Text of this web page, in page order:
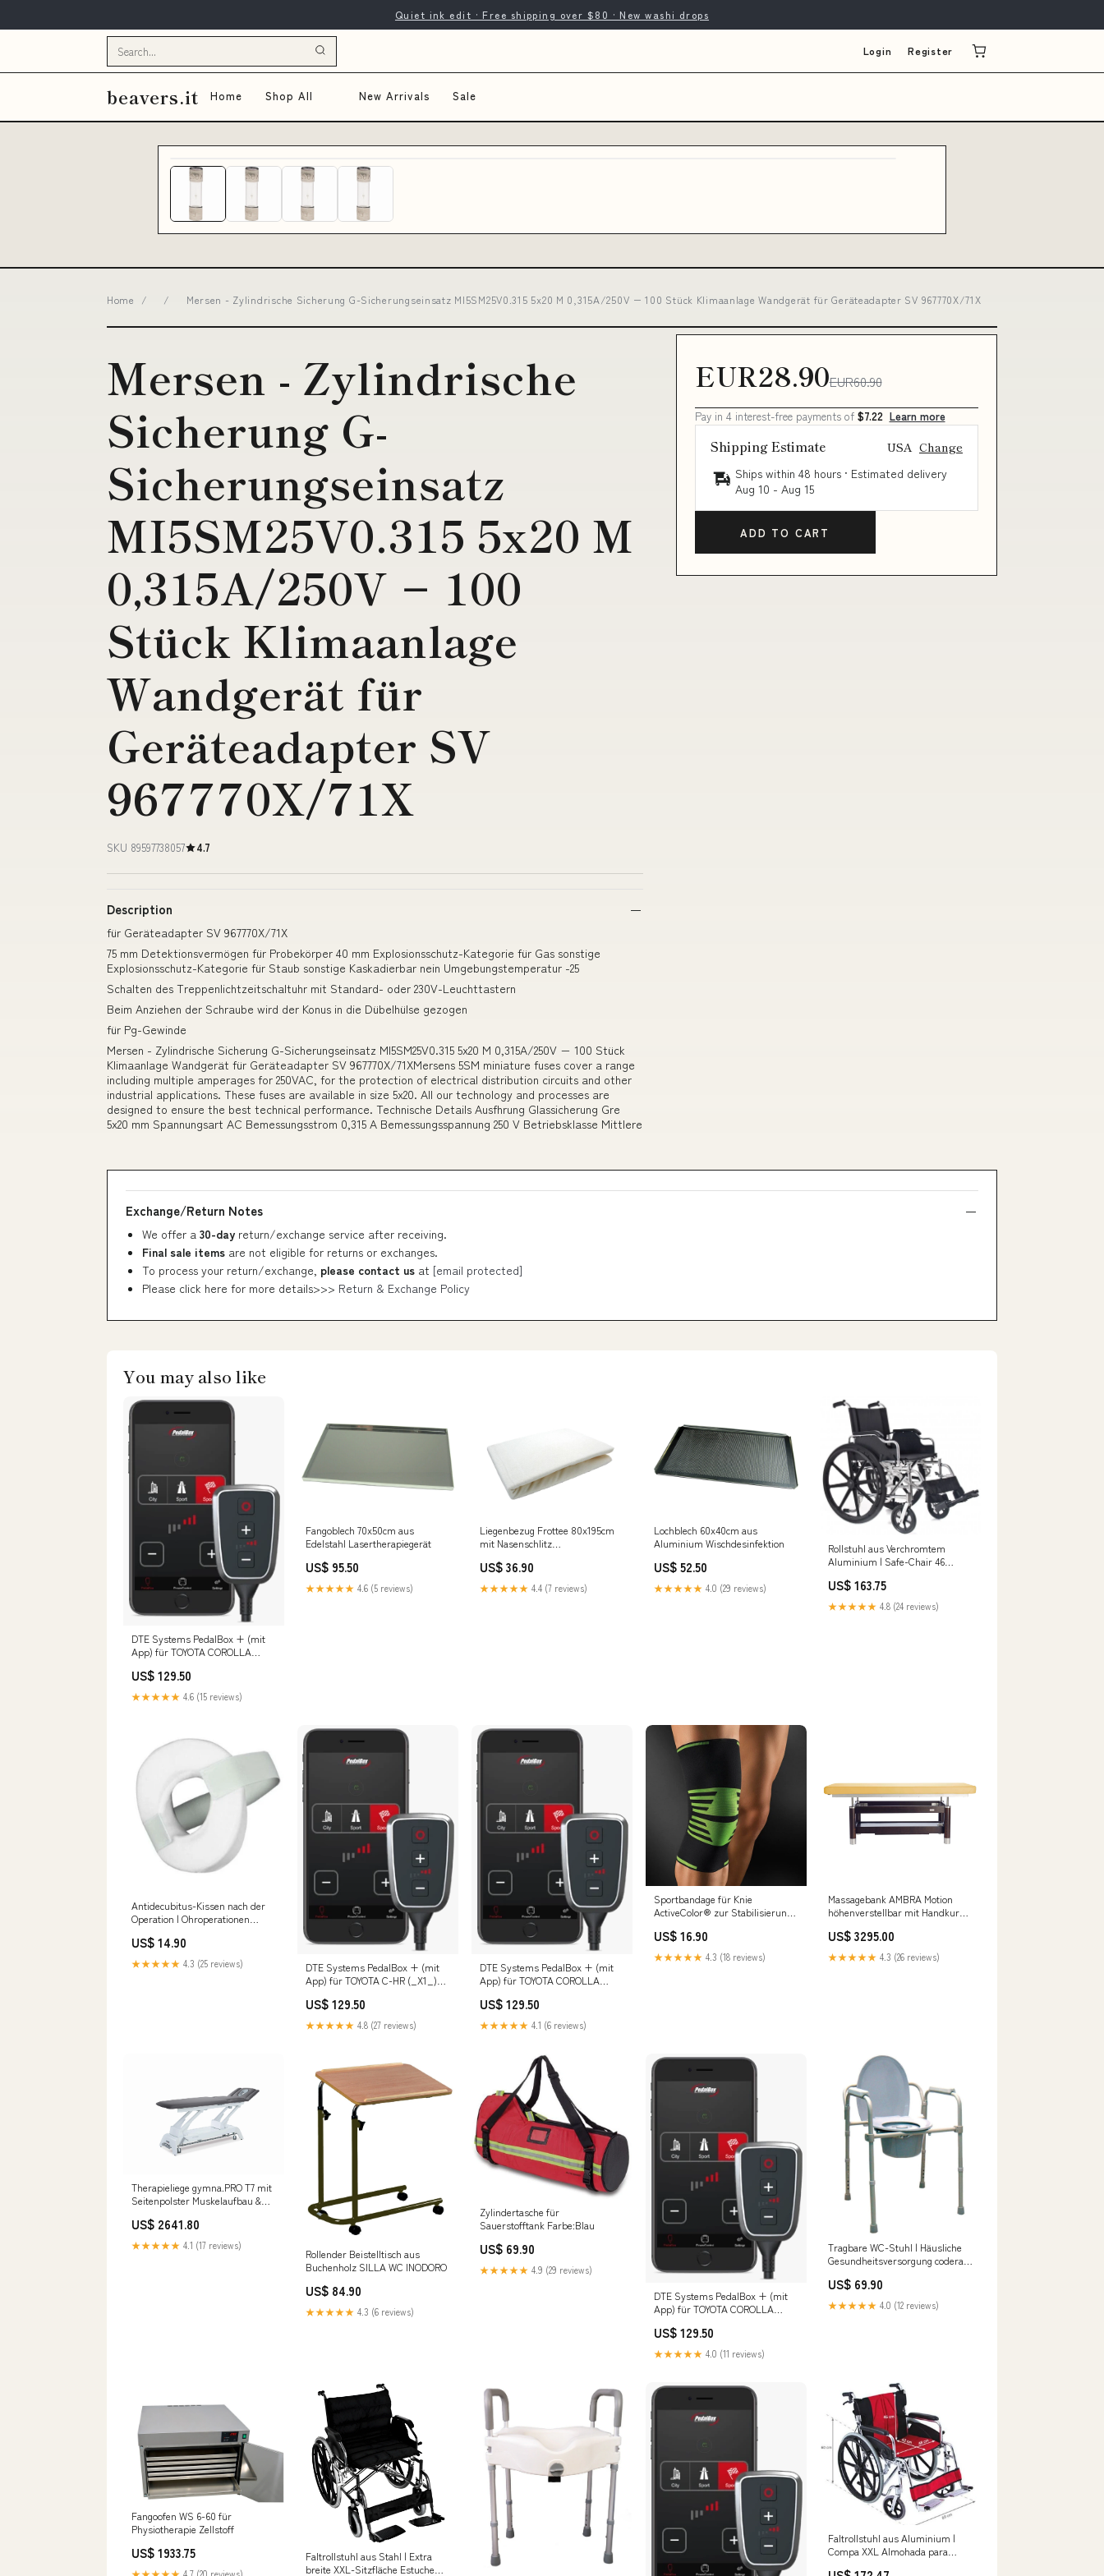
Quiet ink edit · Free shipping over $80 · New washi drops
Login Register
beavers.it Home Shop All New Arrivals Sale
Home / / Mersen - Zylindrische Sicherung G-Sicherungseinsatz MI5SM25V0.315 5x20 M 0,315A/250V − 100 Stück Klimaanlage Wandgerät für Geräteadapter SV 967770X/71X
Mersen - Zylindrische
Sicherung G-
Sicherungseinsatz
MI5SM25V0.315 5x20 M
0,315A/250V − 100
Stück Klimaanlage
Wandgerät für
Geräteadapter SV
967770X/71X
SKU 89597738057 4.7
Description
für Geräteadapter SV 967770X/71X
75 mm Detektionsvermögen für Probekörper 40 mm Explosionsschutz-Kategorie für Gas sonstige
Explosionsschutz-Kategorie für Staub sonstige Kaskadierbar nein Umgebungstemperatur -25
Schalten des Treppenlichtzeitschaltuhr mit Standard- oder 230V-Leuchttastern
Beim Anziehen der Schraube wird der Konus in die Dübelhülse gezogen
für Pg-Gewinde
Mersen - Zylindrische Sicherung G-Sicherungseinsatz MI5SM25V0.315 5x20 M 0,315A/250V − 100 Stück
Klimaanlage Wandgerät für Geräteadapter SV 967770X/71XMersens 5SM miniature fuses cover a range
including multiple amperages for 250VAC, for the protection of electrical distribution circuits and other
industrial applications. These fuses are available in size 5x20. All our technology and processes are
designed to ensure the best technical performance. Technische Details Ausfhrung Glassicherung Gre
5x20 mm Spannungsart AC Bemessungsstrom 0,315 A Bemessungsspannung 250 V Betriebsklasse Mittlere
EUR28.90EUR60.90
Pay in 4 interest-free payments of $7.22 Learn more
Shipping Estimate USA Change
Ships within 48 hours · Estimated delivery
Aug 10 - Aug 15
ADD TO CART
Exchange/Return Notes
We offer a 30-day return/exchange service after receiving.
Final sale items are not eligible for returns or exchanges.
To process your return/exchange, please contact us at [email protected]
Please click here for more details>>> Return & Exchange Policy
You may also like
DTE Systems PedalBox + (mit
App) für TOYOTA COROLLA
4D (CDE110_), 90PS/66kW,
1995ccm Fox Honda Civic III
US$ 129.50
★★★★★ 4.6 (15 reviews)
Fangoblech 70x50cm aus
Edelstahl Lasertherapiegerät
US$ 95.50
★★★★★ 4.6 (5 reviews)
Liegenbezug Frottee 80x195cm
mit Nasenschlitz
US$ 36.90
★★★★★ 4.4 (7 reviews)
Lochblech 60x40cm aus
Aluminium Wischdesinfektion
US$ 52.50
★★★★★ 4.0 (29 reviews)
Rollstuhl aus Verchromtem
Aluminium | Safe-Chair 46
US$ 163.75
★★★★★ 4.8 (24 reviews)
Antidecubitus-Kissen nach der
Operation | Ohroperationen
US$ 14.90
★★★★★ 4.3 (25 reviews)
DTE Systems PedalBox + (mit
App) für TOYOTA C-HR (_X1_)
131PS/96kW, 1197ccm Fox Skoda
Superb II (2008-2015) 3T 4x4 - 1
US$ 129.50
★★★★★ 4.8 (27 reviews)
DTE Systems PedalBox + (mit
App) für TOYOTA COROLLA
VVTi Hybrid (ZWE211, MZEA12),
98PS/72kW, 1798ccm Fox Mazda
323 BG Stufenheck
US$ 129.50
★★★★★ 4.1 (6 reviews)
Sportbandage für Knie
ActiveColor® zur Stabilisierung
US$ 16.90
★★★★★ 4.3 (18 reviews)
Massagebank AMBRA Motion
höhenverstellbar mit Handkurbel
US$ 3295.00
★★★★★ 4.3 (26 reviews)
Therapieliege gymna.PRO T7 mit
Seitenpolster Muskelaufbau &
US$ 2641.80
★★★★★ 4.1 (17 reviews)
Rollender Beistelltisch aus
Buchenholz SILLA WC INODORO
US$ 84.90
★★★★★ 4.3 (6 reviews)
Zylindertasche für
Sauerstofftank Farbe:Blau
US$ 69.90
★★★★★ 4.9 (29 reviews)
DTE Systems PedalBox + (mit
App) für TOYOTA COROLLA
D (NDE120_), 90PS/66kW,
1364ccm BMW Z4 (G4Z/G29)
US$ 129.50
★★★★★ 4.0 (11 reviews)
Tragbare WC-Stuhl | Häusliche
Gesundheitsversorgung codera
US$ 69.90
★★★★★ 4.0 (12 reviews)
Fangoofen WS 6-60 für
Physiotherapie Zellstoff
US$ 1933.75
Faltrollstuhl aus Stahl | Extra
breite XXL-Sitzfläche Estuche
Faltrollstuhl aus Aluminium |
Compa XXL Almohada para